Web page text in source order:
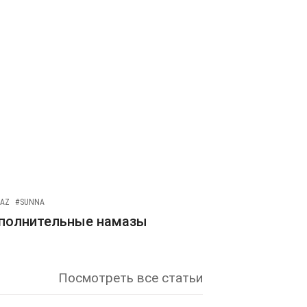
#SUNNA
намазы
Посмотреть все статьи